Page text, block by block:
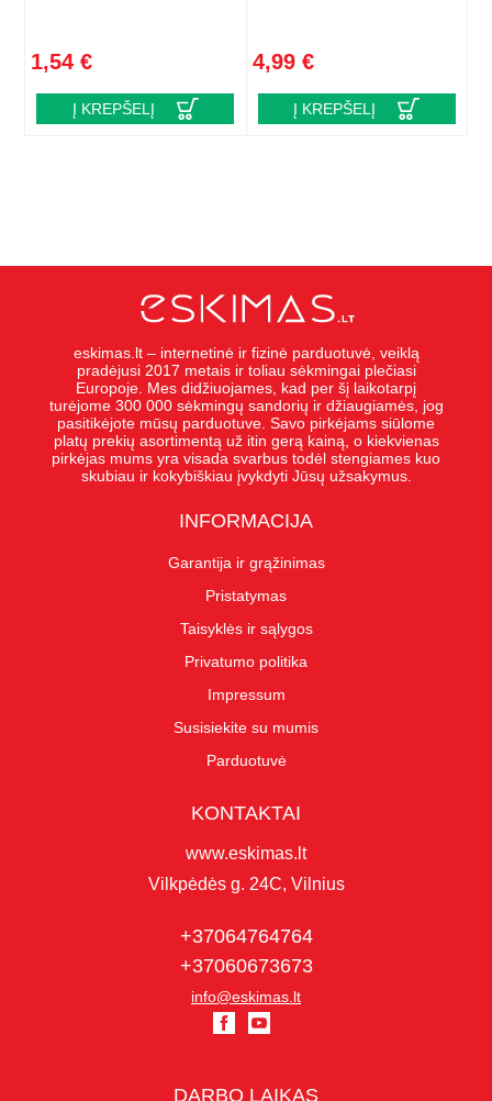
1,54 €
Į KREPŠELĮ
4,99 €
Į KREPŠELĮ
eskimas.lt – internetinė ir fizinė parduotuvė, veiklą
pradėjusi 2017 metais ir toliau sėkmingai plečiasi
Europoje. Mes didžiuojames, kad per šį laikotarpį
turėjome 300 000 sėkmingų sandorių ir džiaugiamės, jog
pasitikėjote mūsų parduotuve. Savo pirkėjams siūlome
platų prekių asortimentą už itin gerą kainą, o kiekvienas
pirkėjas mums yra visada svarbus todėl stengiames kuo
skubiau ir kokybiškiau įvykdyti Jūsų užsakymus.
INFORMACIJA
Garantija ir grąžinimas
Pristatymas
Taisyklės ir sąlygos
Privatumo politika
Impressum
Susisiekite su mumis
Parduotuvė
KONTAKTAI
www.eskimas.lt
Vilkpėdės g. 24C, Vilnius
+37064764764
+37060673673
info@eskimas.lt
DARBO LAIKAS